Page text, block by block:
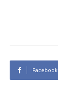
Facebook